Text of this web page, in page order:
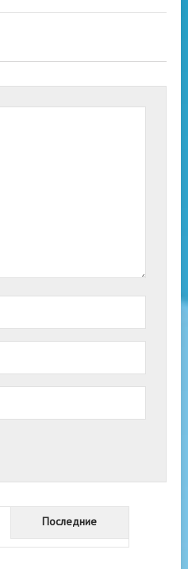
Последние